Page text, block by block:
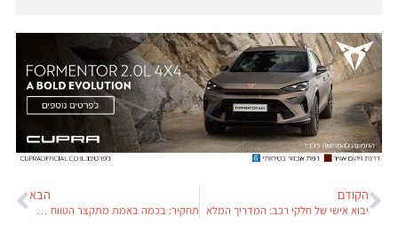
הקודם
יבוא אישי של חלקי רכב: המדריך המלא
הבא
תחקיר: בכמה באמת מתקצר הטווח של רכב חשמלי לאחר 5 שנים?